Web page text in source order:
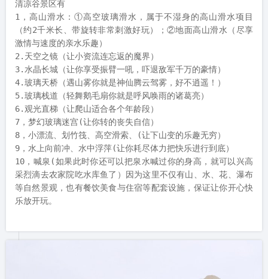
清凉谷景区有
1，高山滑水：①高空玻璃滑水，属于不湿身的高山滑水项目
（约2千米长、带旋转非常刺激好玩）；②地面高山滑水（尽享
激情与速度的亲水乐趣）
2.天空之镜（让小资流连忘返的魔界）
3.水晶长城（让你享受振臂一吼，吓退敌军千万的豪情）
4.玻璃天桥（遇山雾你就是神仙腾云驾雾，好不逍遥！）
5.玻璃栈道（轻舞鹅毛扇你就是呼风唤雨的诸葛亮）
6.观光直梯（让爬山适合各个年龄段）
7，梦幻玻璃迷宫(让你转的丧失自信）
8，小漂流、划竹筏、高空滑索、(让下山变的乐趣无穷）
9，水上向前冲、水中浮萍(让你耗尽体力把快乐进行到底）
10，喊泉(如果此时你还可以把泉水喊过你的身高，就可以兴高
采烈滴去农家院吃水库鱼了）因为这里不仅有山、水、花、瀑布
等自然景观，也有餐饮美食与住宿等配套设施，保证让你开心快
乐放开玩。